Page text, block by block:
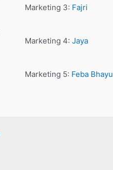
Marketing 3: Fajri
Marketing 4: Jaya
Marketing 5: Feba Bhayu